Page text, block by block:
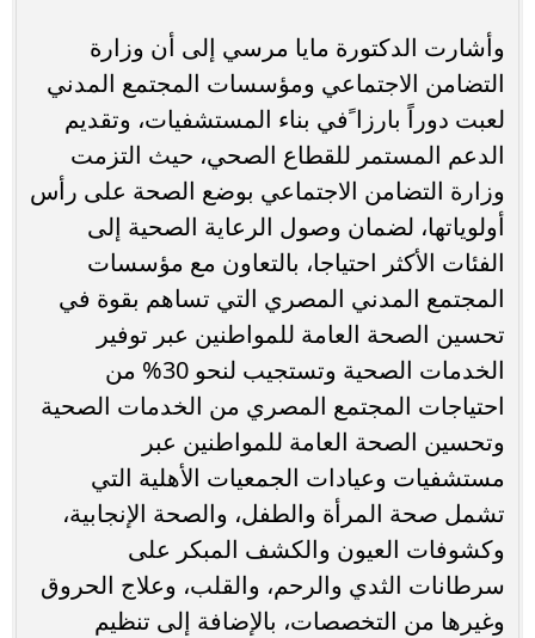
وأشارت الدكتورة مايا مرسي إلى أن وزارة
التضامن الاجتماعي ومؤسسات المجتمع المدني
لعبت دوراً بارزا ًفي بناء المستشفیات، وتقدیم
الدعم المستمر للقطاع الصحي، حيث التزمت
وزارة التضامن الاجتماعي بوضع الصحة على رأس
أولویاتھا، لضمان وصول الرعایة الصحیة إلى
الفئات الأكثر احتياجا، بالتعاون مع مؤسسات
المجتمع المدني المصري التي تساهم بقوة في
تحسین الصحة العامة للمواطنین عبر توفیر
الخدمات الصحیة وتستجيب لنحو 30% من
احتیاجات المجتمع المصري من الخدمات الصحیة
وتحسین الصحة العامة للمواطنین عبر
مستشفیات وعیادات الجمعیات الأھلیة التي
تشمل صحة المرأة والطفل، والصحة الإنجابیة،
وكشوفات العیون والكشف المبكر على
سرطانات الثدي والرحم، والقلب، وعلاج الحروق
وغیرھا من التخصصات، بالإضافة إلى تنظيم